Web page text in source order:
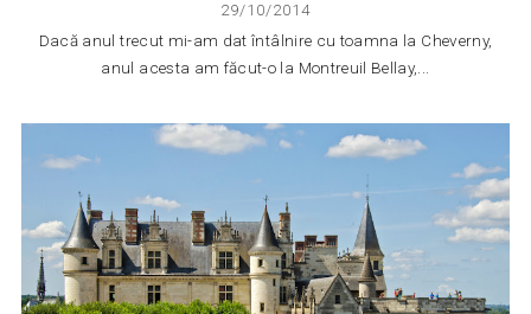
29/10/2014
Dacă anul trecut mi-am dat întâlnire cu toamna la Cheverny,
anul acesta am făcut-o la Montreuil Bellay,...